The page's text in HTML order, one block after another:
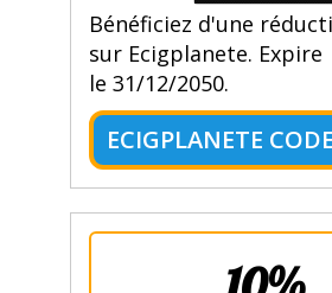
Bénéficiez d'une
sur Ecigplanete. Expire
le 31/12/2050.
ECIGPLANETE